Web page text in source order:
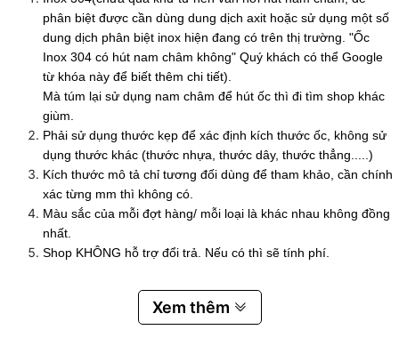
phân biệt được cần dùng dung dịch axit hoặc sử dụng một số
dung dịch phân biệt inox hiện đang có trên thị trường. "Ốc
Inox 304 có hút nam châm không" Quý khách có thể Google
từ khóa này để biết thêm chi tiết).
Mà túm lại sử dụng nam châm để hút ốc thì đi tìm shop khác
giùm.
Phải sử dụng thước kẹp để xác định kích thước ốc, không sử
dụng thước khác (thước nhựa, thước dây, thước thẳng.....)
Kích thước mô tả chỉ tương đối dùng để tham khảo, cần chính
xác từng mm thì không có.
Màu sắc của mỗi đợt hàng/ mỗi loại là khác nhau không đồng
nhất.
Shop KHÔNG hỗ trợ đổi trả. Nếu có thì sẽ tính phí.
Xem thêm